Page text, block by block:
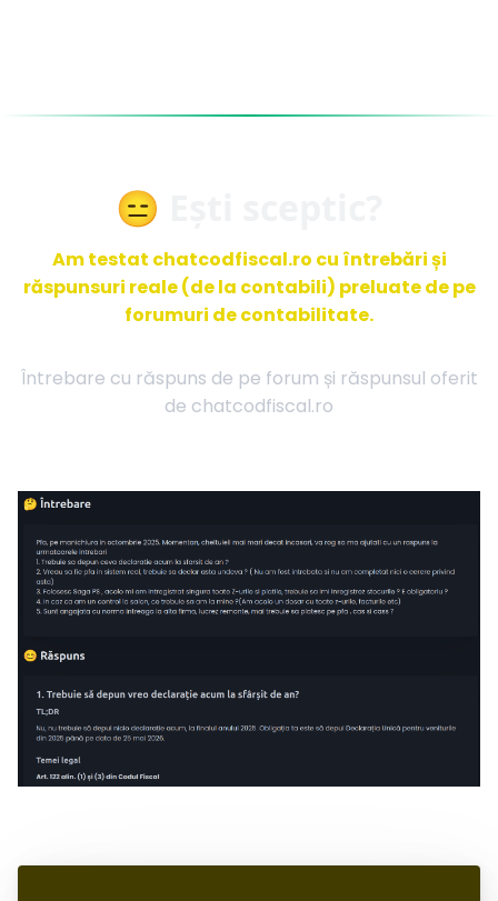
😑 Ești sceptic?
Am testat chatcodfiscal.ro cu întrebări și
răspunsuri reale (de la contabili) preluate de pe
forumuri de contabilitate.
Întrebare cu răspuns de pe forum și răspunsul oferit
de chatcodfiscal.ro